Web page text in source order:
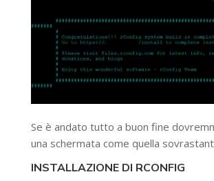
Se è andato tutto a buon fine
una schermata come quella
INSTALLAZIONE DI RCONFIG